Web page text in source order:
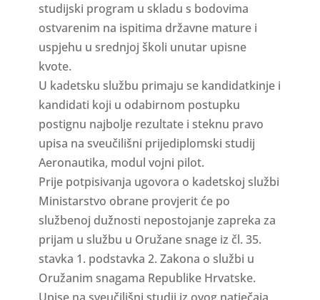
studijski program u skladu s bodovima
ostvarenim na ispitima državne mature i
uspjehu u srednjoj školi unutar upisne
kvote.
U kadetsku službu primaju se kandidatkinje i
kandidati koji u odabirnom postupku
postignu najbolje rezultate i steknu pravo
upisa na sveučilišni prijediplomski studij
Aeronautika, modul vojni pilot.
Prije potpisivanja ugovora o kadetskoj službi
Ministarstvo obrane provjerit će po
službenoj dužnosti nepostojanje zapreka za
prijam u službu u Oružane snage iz čl. 35.
stavka 1. podstavka 2. Zakona o službi u
Oružanim snagama Republike Hrvatske.